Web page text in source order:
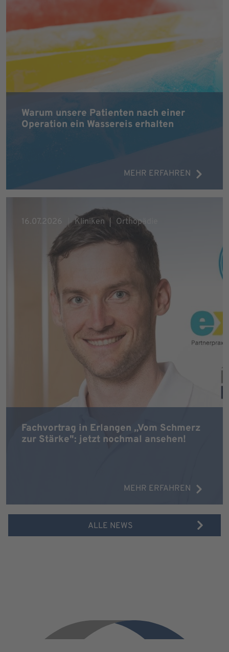
Warum unsere Patienten nach einer
Operation ein Wassereis erhalten
MEHR ERFAHREN
Fachvortrag in Erlangen „Vom Schmerz
zur Stärke": jetzt nochmal ansehen!
MEHR ERFAHREN
16.07.2026 Kliniken Orthopädie
ALLE NEWS